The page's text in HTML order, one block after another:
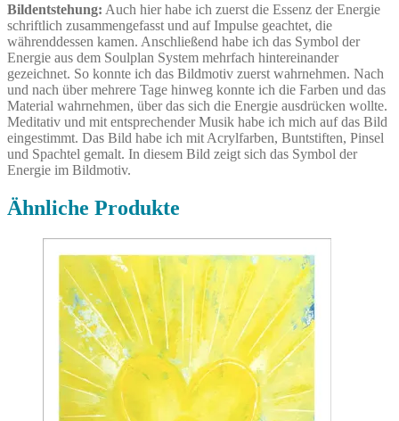
Bildentstehung: Auch hier habe ich zuerst die Essenz der Energie
schriftlich zusammengefasst und auf Impulse geachtet, die
währenddessen kamen. Anschließend habe ich das Symbol der
Energie aus dem Soulplan System mehrfach hintereinander
gezeichnet. So konnte ich das Bildmotiv zuerst wahrnehmen. Nach
und nach über mehrere Tage hinweg konnte ich die Farben und das
Material wahrnehmen, über das sich die Energie ausdrücken wollte.
Meditativ und mit entsprechender Musik habe ich mich auf das Bild
eingestimmt. Das Bild habe ich mit Acrylfarben, Buntstiften, Pinsel
und Spachtel gemalt. In diesem Bild zeigt sich das Symbol der
Energie im Bildmotiv.
Ähnliche Produkte